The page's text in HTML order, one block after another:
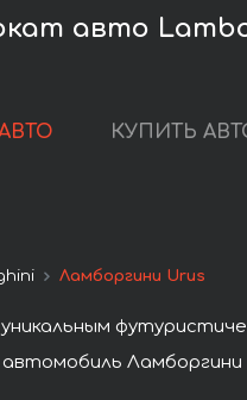
авто
КУПИТЬ
Ламборгини Urus